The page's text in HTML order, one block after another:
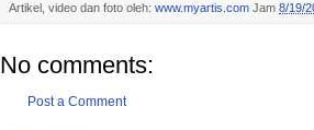
Artikel, video dan foto oleh: www.myartis.com Jam 8/19/
No comments:
Post a Comment